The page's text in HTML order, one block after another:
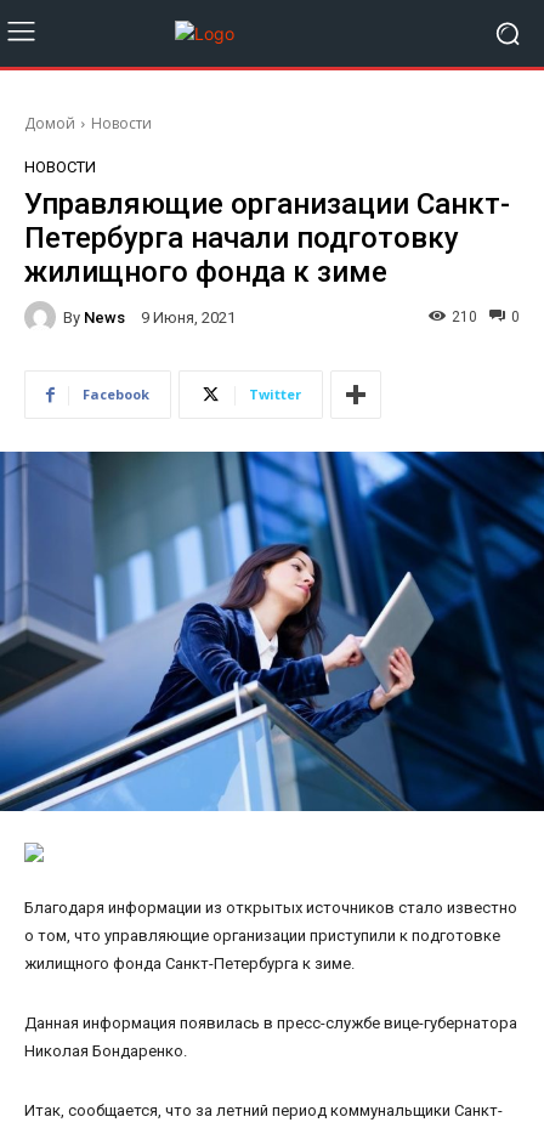
Домой Новости
НОВОСТИ
Управляющие организации Санкт-
Петербурга начали подготовку
жилищного фонда к зиме
By News 9 Июня, 2021 0
210
Facebook Twitter
Благодаря информации из открытых источников стало известно
о том, что управляющие организации приступили к подготовке
жилищного фонда Санкт-Петербурга к зиме.
Данная информация появилась в пресс-службе вице-губернатора
Николая Бондаренко.
Итак, сообщается, что за летний период коммунальщики Санкт-